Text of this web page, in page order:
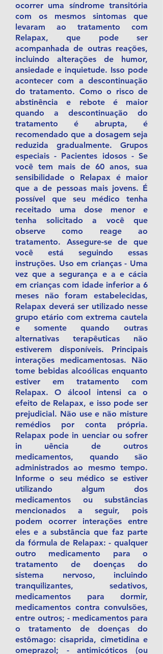
ocorrer uma síndrome transitória
com os mesmos sintomas que
levaram ao tratamento com
Relapax, que pode ser
acompanhada de outras reações,
incluindo alterações de humor,
ansiedade e inquietude. Isso pode
acontecer com a descontinuação
do tratamento. Como o risco de
abstinência e rebote é maior
quando a descontinuação do
tratamento é abrupta, é
recomendado que a dosagem seja
reduzida gradualmente. Grupos
especiais - Pacientes idosos - Se
você tem mais de 60 anos, sua
sensibilidade o Relapax é maior
que a de pessoas mais jovens. É
possível que seu médico tenha
receitado uma dose menor e
tenha solicitado a você que
observe como reage ao
tratamento. Assegure-se de que
você está seguindo essas
instruções. Uso em crianças - Uma
vez que a segurança e a e cácia
em crianças com idade inferior a 6
meses não foram estabelecidas,
Relapax deverá ser utilizado nesse
grupo etário com extrema cautela
e somente quando outras
alternativas terapêuticas não
estiverem disponíveis. Principais
interações medicamentosas. Não
tome bebidas alcoólicas enquanto
estiver em tratamento com
Relapax. O álcool intensi ca o
efeito de Relapax, e isso pode ser
prejudicial. Não use e não misture
remédios por conta própria.
Relapax pode in uenciar ou sofrer
in uência de outros
medicamentos, quando são
administrados ao mesmo tempo.
Informe o seu médico se estiver
utilizando algum dos
medicamentos ou substâncias
mencionados a seguir, pois
podem ocorrer interações entre
eles e a substância que faz parte
da fórmula de Relapax: - qualquer
outro medicamento para o
tratamento de doenças do
sistema nervoso, incluindo
tranquilizantes, sedativos,
medicamentos para dormir,
medicamentos contra convulsões,
entre outros; - medicamentos para
o tratamento de doenças do
estômago: cisaprida, cimetidina e
omeprazol; - antimicóticos (ou